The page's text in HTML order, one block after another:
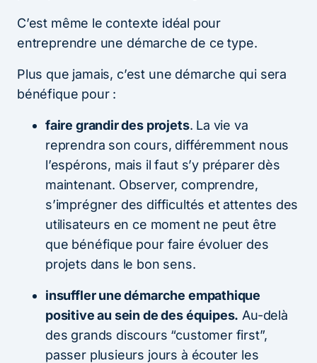
C’est même le contexte idéal pour
entreprendre une démarche de ce type.
Plus que jamais, c’est une démarche qui sera
bénéfique pour :
faire grandir des projets. La vie va
reprendra son cours, différemment nous
l’espérons, mais il faut s’y préparer dès
maintenant. Observer, comprendre,
s’imprégner des difficultés et attentes des
utilisateurs en ce moment ne peut être
que bénéfique pour faire évoluer des
projets dans le bon sens.
insuffler une démarche empathique
positive au sein de des équipes. Au-delà
des grands discours “customer first”,
passer plusieurs jours à écouter les